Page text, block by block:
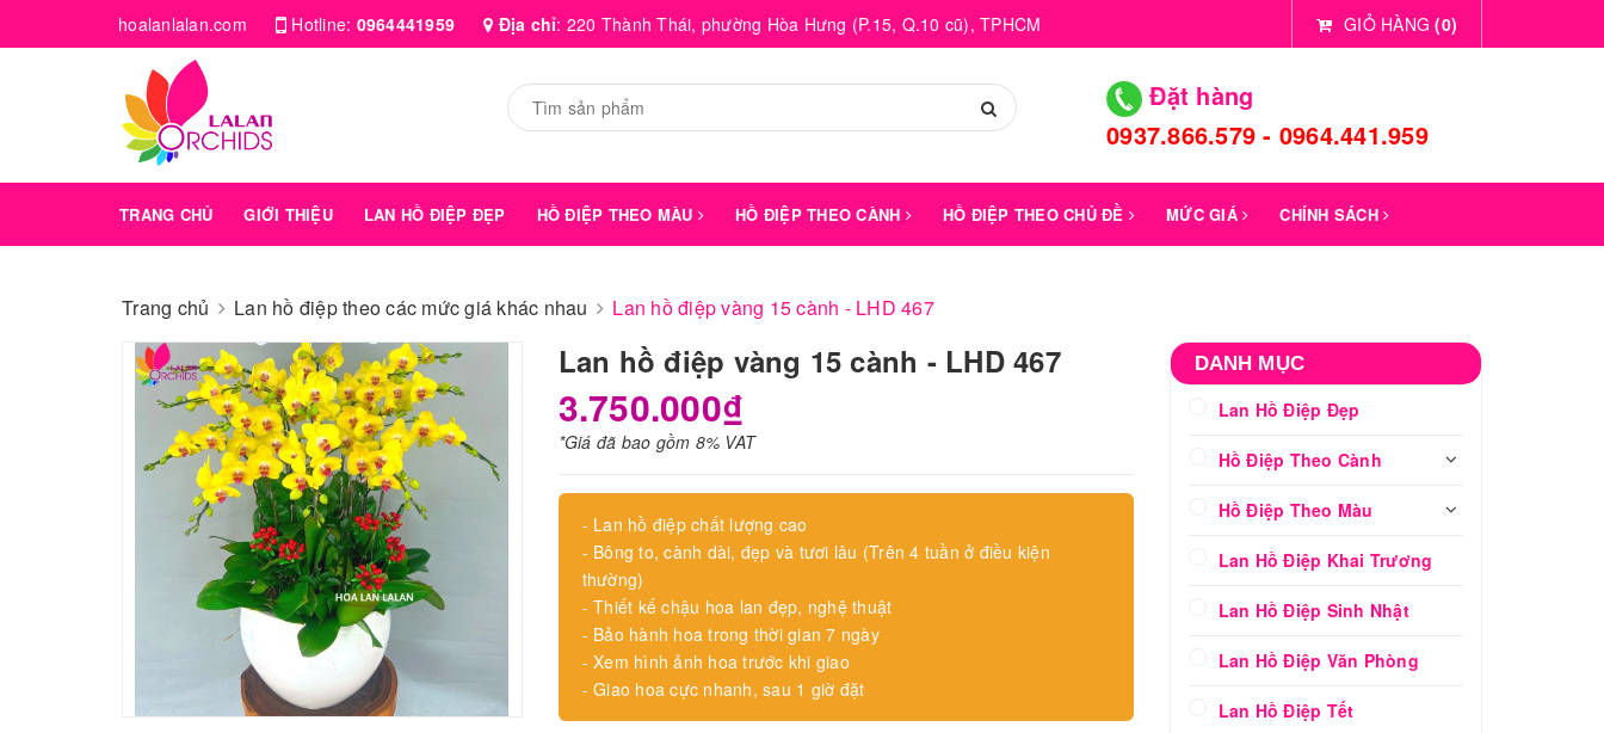
hoalanlalan.com Hotline: 0964441959 Địa chỉ: 220 Thành Thái, phường Hòa Hưng (P.15, Q.10 cũ), TPHCM GIỎ HÀNG (0)
Đặt hàng
0937.866.579 - 0964.441.959
TRANG CHỦ GIỚI THIỆU LAN HỒ ĐIỆP ĐẸP HỒ ĐIỆP THEO MÀU HỒ ĐIỆP THEO CÀNH HỒ ĐIỆP THEO CHỦ ĐỀ MỨC GIÁ CHÍNH SÁCH
Trang chủ Lan hồ điệp theo các mức giá khác nhau Lan hồ điệp vàng 15 cành - LHD 467
Lan hồ điệp vàng 15 cành - LHD 467
3.750.000₫
*Giá đã bao gồm 8% VAT
- Lan hồ điệp chất lượng cao
- Bông to, cành dài, đẹp và tươi lâu (Trên 4 tuần ở điều kiện
thường)
- Thiết kế chậu hoa lan đẹp, nghệ thuật
- Bảo hành hoa trong thời gian 7 ngày
- Xem hình ảnh hoa trước khi giao
- Giao hoa cực nhanh, sau 1 giờ đặt
DANH MỤC
Lan Hồ Điệp Đẹp
Hồ Điệp Theo Cành
Hồ Điệp Theo Màu
Lan Hồ Điệp Khai Trương
Lan Hồ Điệp Sinh Nhật
Lan Hồ Điệp Văn Phòng
Lan Hồ Điệp Tết